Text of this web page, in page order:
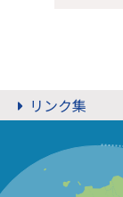
リンク集